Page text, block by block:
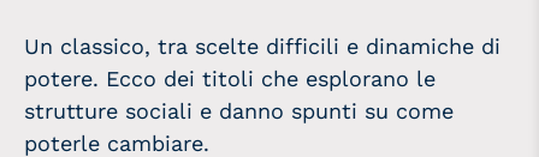
Un classico, tra scelte difficili e dinamiche di
potere. Ecco dei titoli che esplorano le
strutture sociali e danno spunti su come
poterle cambiare.